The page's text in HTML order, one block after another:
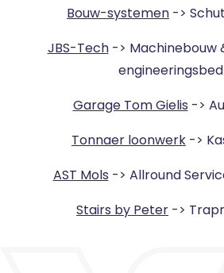
Bouw-systemen ->
JBS-Tech-> Machinebouw
Garage Tom Gielis ->
Tonnaer loonwerk ->
AST Mols -> Allround
Stairs by Peter ->